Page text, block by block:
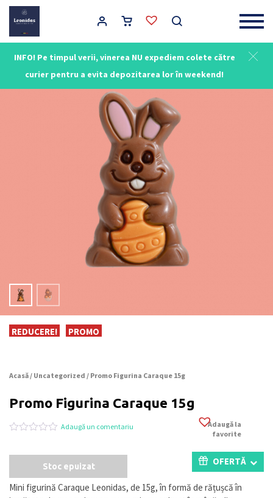
INFO! Pe timpul verii, vinerea NU expediem colete către
curier pentru a evita depozitarea lor în weekend!
Main Navigation
REDUCERE! PROMO
Acasă / Uncategorized / Promo Figurina Caraque 15g
Promo Figurina Caraque 15g
5
pe
Adaugă un comentariu
Adaugă la
favorite
Stoc epuizat OFERTĂ
Mini figurină Caraque Leonidas, de 15g, în formă de rățușcă în